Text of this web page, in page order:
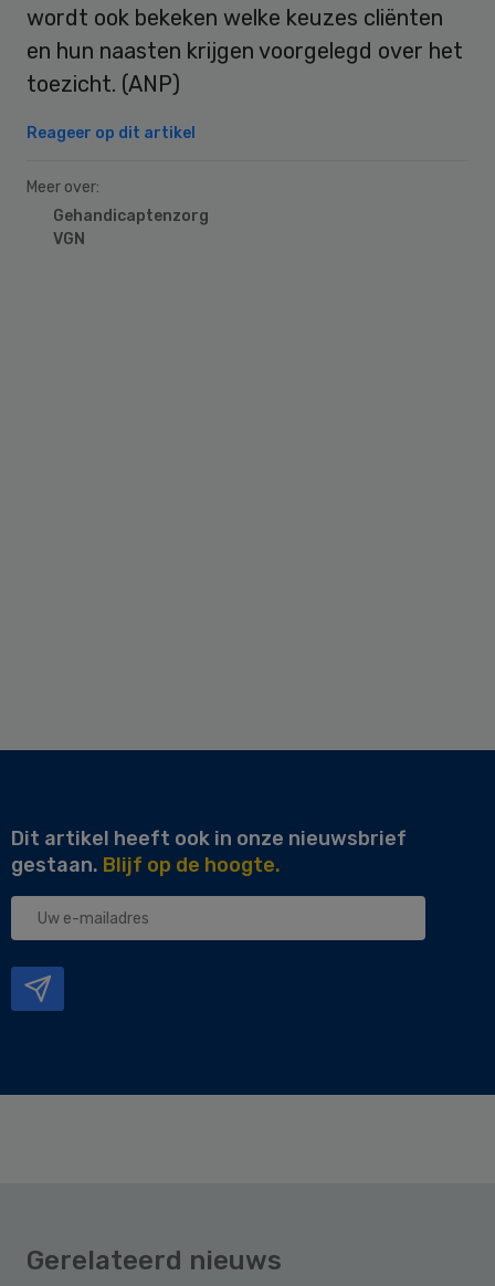
wordt ook bekeken welke keuzes cliënten
en hun naasten krijgen voorgelegd over het
toezicht. (ANP)
Reageer op dit artikel
Meer over:
Gehandicaptenzorg
VGN
Dit artikel heeft ook in onze nieuwsbrief
gestaan. Blijf op de hoogte.
Uw
Gerelateerd nieuws